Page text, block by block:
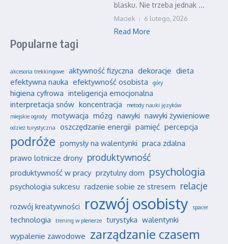
blasku. Nie trzeba jednak ...
Maciek 6 lutego, 2026
Read More
Popularne tagi
akcesoria trekkingowe aktywność fizyczna dekoracje dieta
efektywna nauka efektywność osobista góry
higiena cyfrowa inteligencja emocjonalna
interpretacja snów koncentracja
metody nauki języków
miejskie ogrody
motywacja mózg nawyki nawyki żywieniowe
odzież turystyczna oszczędzanie energii pamięć percepcja
podróże pomysły na walentynki praca zdalna
prawo lotnicze drony produktywność
produktywność w pracy przytulny dom psychologia
psychologia sukcesu radzenie sobie ze stresem relacje
rozwój kreatywności rozwój osobisty spacer
technologia trening w plenerze turystyka walentynki
wypalenie zawodowe zarządzanie czasem